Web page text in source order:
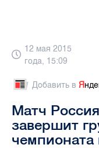
12 мая 2015
года, 15:09
Добавить в Я
Матч
завершит
чемпионата